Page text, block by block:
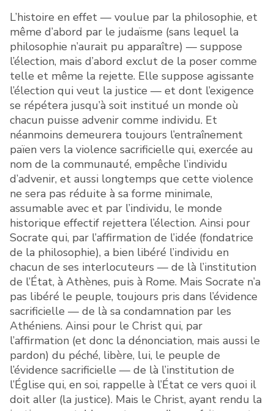
L’histoire en effet — voulue par la philosophie, et
même d’abord par le judaïsme (sans lequel la
philosophie n’aurait pu apparaître) — suppose
l’élection, mais d’abord exclut de la poser comme
telle et même la rejette. Elle suppose agissante
l’élection qui veut la justice — et dont l’exigence
se répétera jusqu’à soit institué un monde où
chacun puisse advenir comme individu. Et
néanmoins demeurera toujours l’entraînement
païen vers la violence sacrificielle qui, exercée au
nom de la communauté, empêche l’individu
d’advenir, et aussi longtemps que cette violence
ne sera pas réduite à sa forme minimale,
assumable avec et par l’individu, le monde
historique effectif rejettera l’élection. Ainsi pour
Socrate qui, par l’affirmation de l’idée (fondatrice
de la philosophie), a bien libéré l’individu en
chacun de ses interlocuteurs — de là l’institution
de l’État, à Athènes, puis à Rome. Mais Socrate n’a
pas libéré le peuple, toujours pris dans l’évidence
sacrificielle — de là sa condamnation par les
Athéniens. Ainsi pour le Christ qui, par
l’affirmation (et donc la dénonciation, mais aussi le
pardon) du péché, libère, lui, le peuple de
l’évidence sacrificielle — de là l’institution de
l’Église qui, en soi, rappelle à l’État ce vers quoi il
doit aller (la justice). Mais le Christ, ayant rendu la